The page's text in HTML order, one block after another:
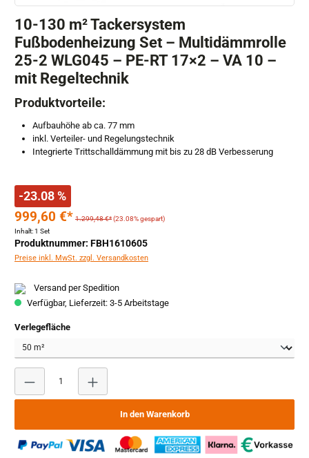
10-130 m² Tackersystem
Fußbodenheizung Set – Multidämmrolle
25-2 WLG045 – PE-RT 17×2 – VA 10 –
mit Regeltechnik
Produktvorteile:
Aufbauhöhe ab ca. 77 mm
inkl. Verteiler- und Regelungstechnik
Integrierte Trittschalldämmung mit bis zu 28 dB Verbesserung
-23.08 %
999,60 €* 1.299,48 €*(23.08% gespart)
Inhalt:1 Set
Produktnummer: FBH1610605
Preise inkl. MwSt. zzgl. Versandkosten
Versand per Spedition
Verfügbar, Lieferzeit: 3-5 Arbeitstage
Verlegeflächeauswählen
Produkt Anzahl: Gib den gewünschten Wert ein oder
In den Warenkorb